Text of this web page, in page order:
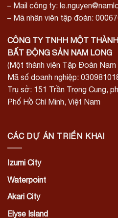
– Mail công ty:
– Mã nhân viên tập đoàn:
CÔNG TY TNHH MỘT
BẤT ĐỘNG SẢN NAM LONG
(Một thành viên Tập Đoàn Nam
Mã số doanh nghiệp:
Trụ sở: 151 Trần Trọng Cung,
Phố Hồ Chí Minh, Việt Nam
CÁC DỰ ÁN TRIỂN KHAI
Izumi City
Waterpoint
Akari City
Elyse Island